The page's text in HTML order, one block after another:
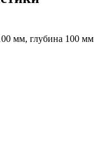
мм, глубина 100 мм